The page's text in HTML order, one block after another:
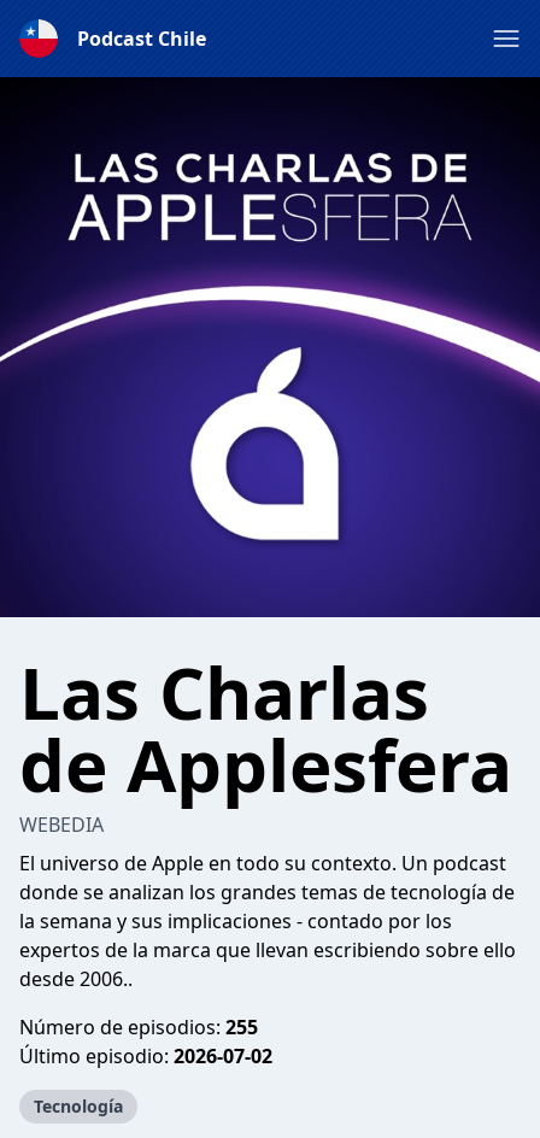
Podcast Chile
Las Charlas
de Applesfera
WEBEDIA
El universo de Apple en todo su contexto. Un podcast
donde se analizan los grandes temas de tecnología de
la semana y sus implicaciones - contado por los
expertos de la marca que llevan escribiendo sobre ello
desde 2006..
Número de episodios: 255
Último episodio: 2026-07-02
Tecnología